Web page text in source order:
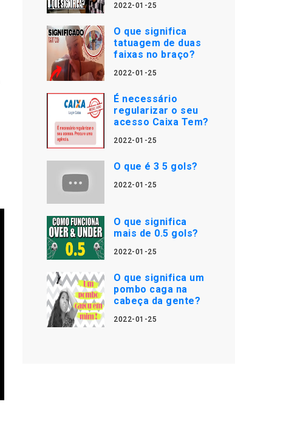
2022-01-25
O que significa
tatuagem de duas
faixas no braço?
2022-01-25
É necessário
regularizar o seu
acesso Caixa Tem?
2022-01-25
O que é 3 5 gols?
2022-01-25
O que significa
mais de 0.5 gols?
2022-01-25
O que significa um
pombo caga na
cabeça da gente?
2022-01-25